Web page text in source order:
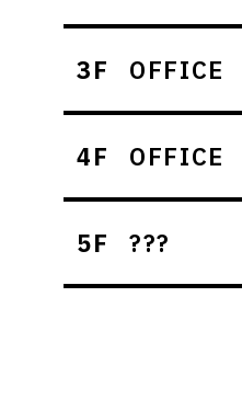
3F OFFICE
4F OFFICE
5F ???